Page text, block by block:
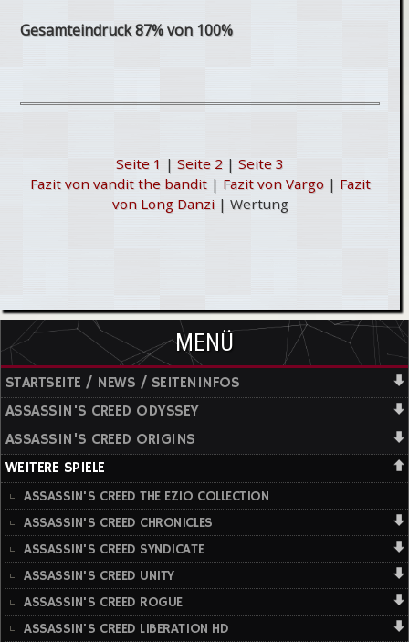
Gesamteindruck 87% von 100%
Seite 1 | Seite 2 | Seite 3
Fazit von vandit the bandit| Fazit von Vargo| Fazit
von Long Danzi| Wertung
MENÜ
STARTSEITE / NEWS / SEITENINFOS
ASSASSIN'S CREED ODYSSEY
ASSASSIN'S CREED ORIGINS
WEITERE SPIELE
ASSASSIN'S CREED THE EZIO COLLECTION
ASSASSIN'S CREED CHRONICLES
ASSASSIN'S CREED SYNDICATE
ASSASSIN'S CREED UNITY
ASSASSIN'S CREED ROGUE
ASSASSIN'S CREED LIBERATION HD